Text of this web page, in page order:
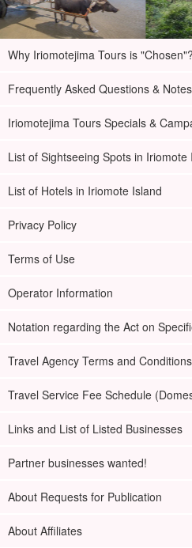
Why Iriomotejima Tours is "Chosen"?
Frequently Asked Questions & Notes
Iriomotejima Tours Specials &
List of Sightseeing Spots in Iriomote
List of Hotels in Iriomote Island
Privacy Policy
Terms of Use
Operator Information
Notation regarding the Act on
Travel Agency Terms and Conditions
Travel Service Fee Schedule
Links and List of Listed Businesses
Partner businesses wanted!
About Requests for Publication
About Affiliates